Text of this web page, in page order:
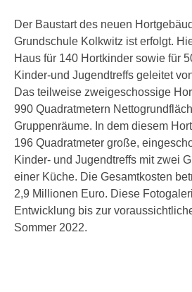
Der Baustart des neuen
Grundschule Kolkwitz ist erfolgt.
Haus für 140 Hortkinder sowie für
Kinder-und Jugendtreffs geleitet
Das teilweise zweigeschossige
990 Quadratmetern
Gruppenräume. In dem diesem
196 Quadratmeter große,
Kinder- und Jugendtreffs mit zwei
einer Küche. Die Gesamtkosten
2,9 Millionen Euro. Diese
Entwicklung bis zur
Sommer 2022.